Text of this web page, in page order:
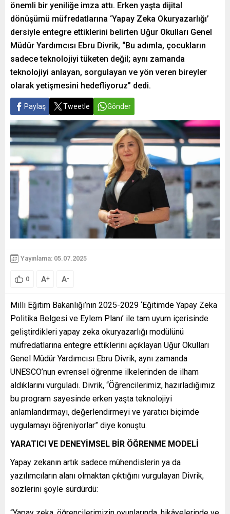
önemli bir yeniliğe imza attı. Erken yaşta dijital
dönüşümü müfredatlarına ‘Yapay Zeka Okuryazarlığı’
dersiyle entegre ettiklerini belirten Uğur Okulları Genel
Müdür Yardımcısı Ebru Divrik, “Bu adımla, çocukların
sadece teknolojiyi tüketen değil; aynı zamanda
teknolojiyi anlayan, sorgulayan ve yön veren bireyler
olarak yetişmesini hedefliyoruz” dedi.
Paylaş Tweetle Gönder
Yayınlama: 05.07.2025
0 A+ A-
Milli Eğitim Bakanlığı’nın 2025-2029 ‘Eğitimde Yapay Zeka
Politika Belgesi ve Eylem Planı’ ile tam uyum içerisinde
geliştirdikleri yapay zeka okuryazarlığı modülünü
müfredatlarına entegre ettiklerini açıklayan Uğur Okulları
Genel Müdür Yardımcısı Ebru Divrik, aynı zamanda
UNESCO’nun evrensel öğrenme ilkelerinden de ilham
aldıklarını vurguladı. Divrik, “Öğrencilerimiz, hazırladığımız
bu program sayesinde erken yaşta teknolojiyi
anlamlandırmayı, değerlendirmeyi ve yaratıcı biçimde
uygulamayı öğreniyorlar” diye konuştu.
YARATICI VE DENEYİMSEL BİR ÖĞRENME MODELİ
Yapay zekanın artık sadece mühendislerin ya da
yazılımcıların alanı olmaktan çıktığını vurgulayan Divrik,
sözlerini şöyle sürdürdü: